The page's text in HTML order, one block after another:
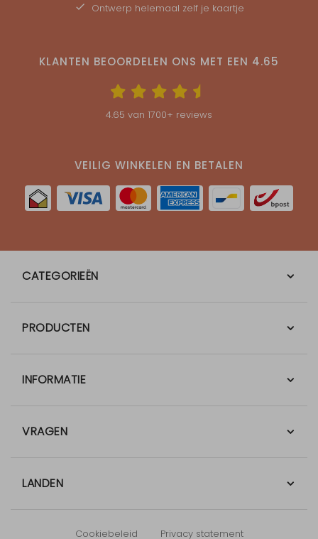
Ontwerp helemaal zelf je kaartje
KLANTEN BEOORDELEN ONS MET EEN 4.65
4.65 van 1700+ reviews
VEILIG WINKELEN EN BETALEN
CATEGORIEËN
PRODUCTEN
INFORMATIE
VRAGEN
LANDEN
Cookiebeleid Privacy statement